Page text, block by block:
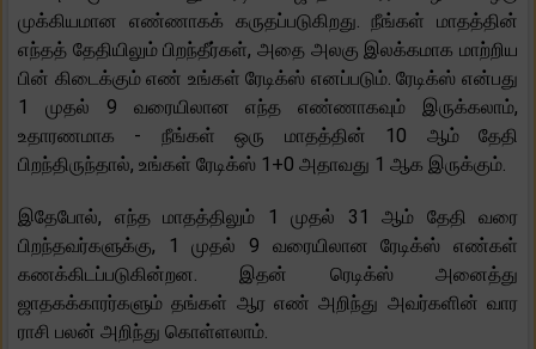
முக்கியமான எண்ணாகக் கருதப்படுகிறது. நீங்கள் மாதத்தின்
எந்தத் தேதியிலும் பிறந்தீர்கள், அதை அலகு இலக்கமாக மாற்றிய
பின் கிடைக்கும் எண் உங்கள் ரேடிக்ஸ் எனப்படும். ரேடிக்ஸ் என்பது
1 முதல் 9 வரையிலான எந்த எண்ணாகவும் இருக்கலாம்,
உதாரணமாக - நீங்கள் ஒரு மாதத்தின் 10 ஆம் தேதி
பிறந்திருந்தால், உங்கள் ரேடிக்ஸ் 1+0 அதாவது 1 ஆக இருக்கும்.
இதேபோல், எந்த மாதத்திலும் 1 முதல் 31 ஆம் தேதி வரை
பிறந்தவர்களுக்கு, 1 முதல் 9 வரையிலான ரேடிக்ஸ் எண்கள்
கணக்கிடப்படுகின்றன. இதன் ரெடிக்ஸ் அனைத்து
ஜாதகக்காரர்களும் தங்கள் ஆர எண் அறிந்து அவர்களின் வார
ராசி பலன் அறிந்து கொள்ளலாம்.